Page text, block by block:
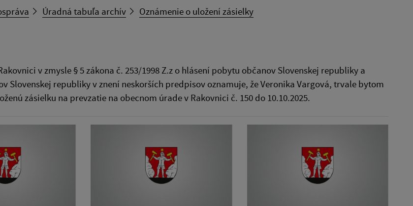
Úradná tabuľa archív Oznámenie o uložení zásielky
v zmysle § 5 zákona č. 253/1998 Z.z o hlásení pobytu občanov Slovenskej republiky a
Slovenskej republiky v znení neskorších predpisov oznamuje, že Veronika Vargová, trvale bytom
zásielku na prevzatie na obecnom úrade v Rakovnici č. 150 do 10.10.2025.